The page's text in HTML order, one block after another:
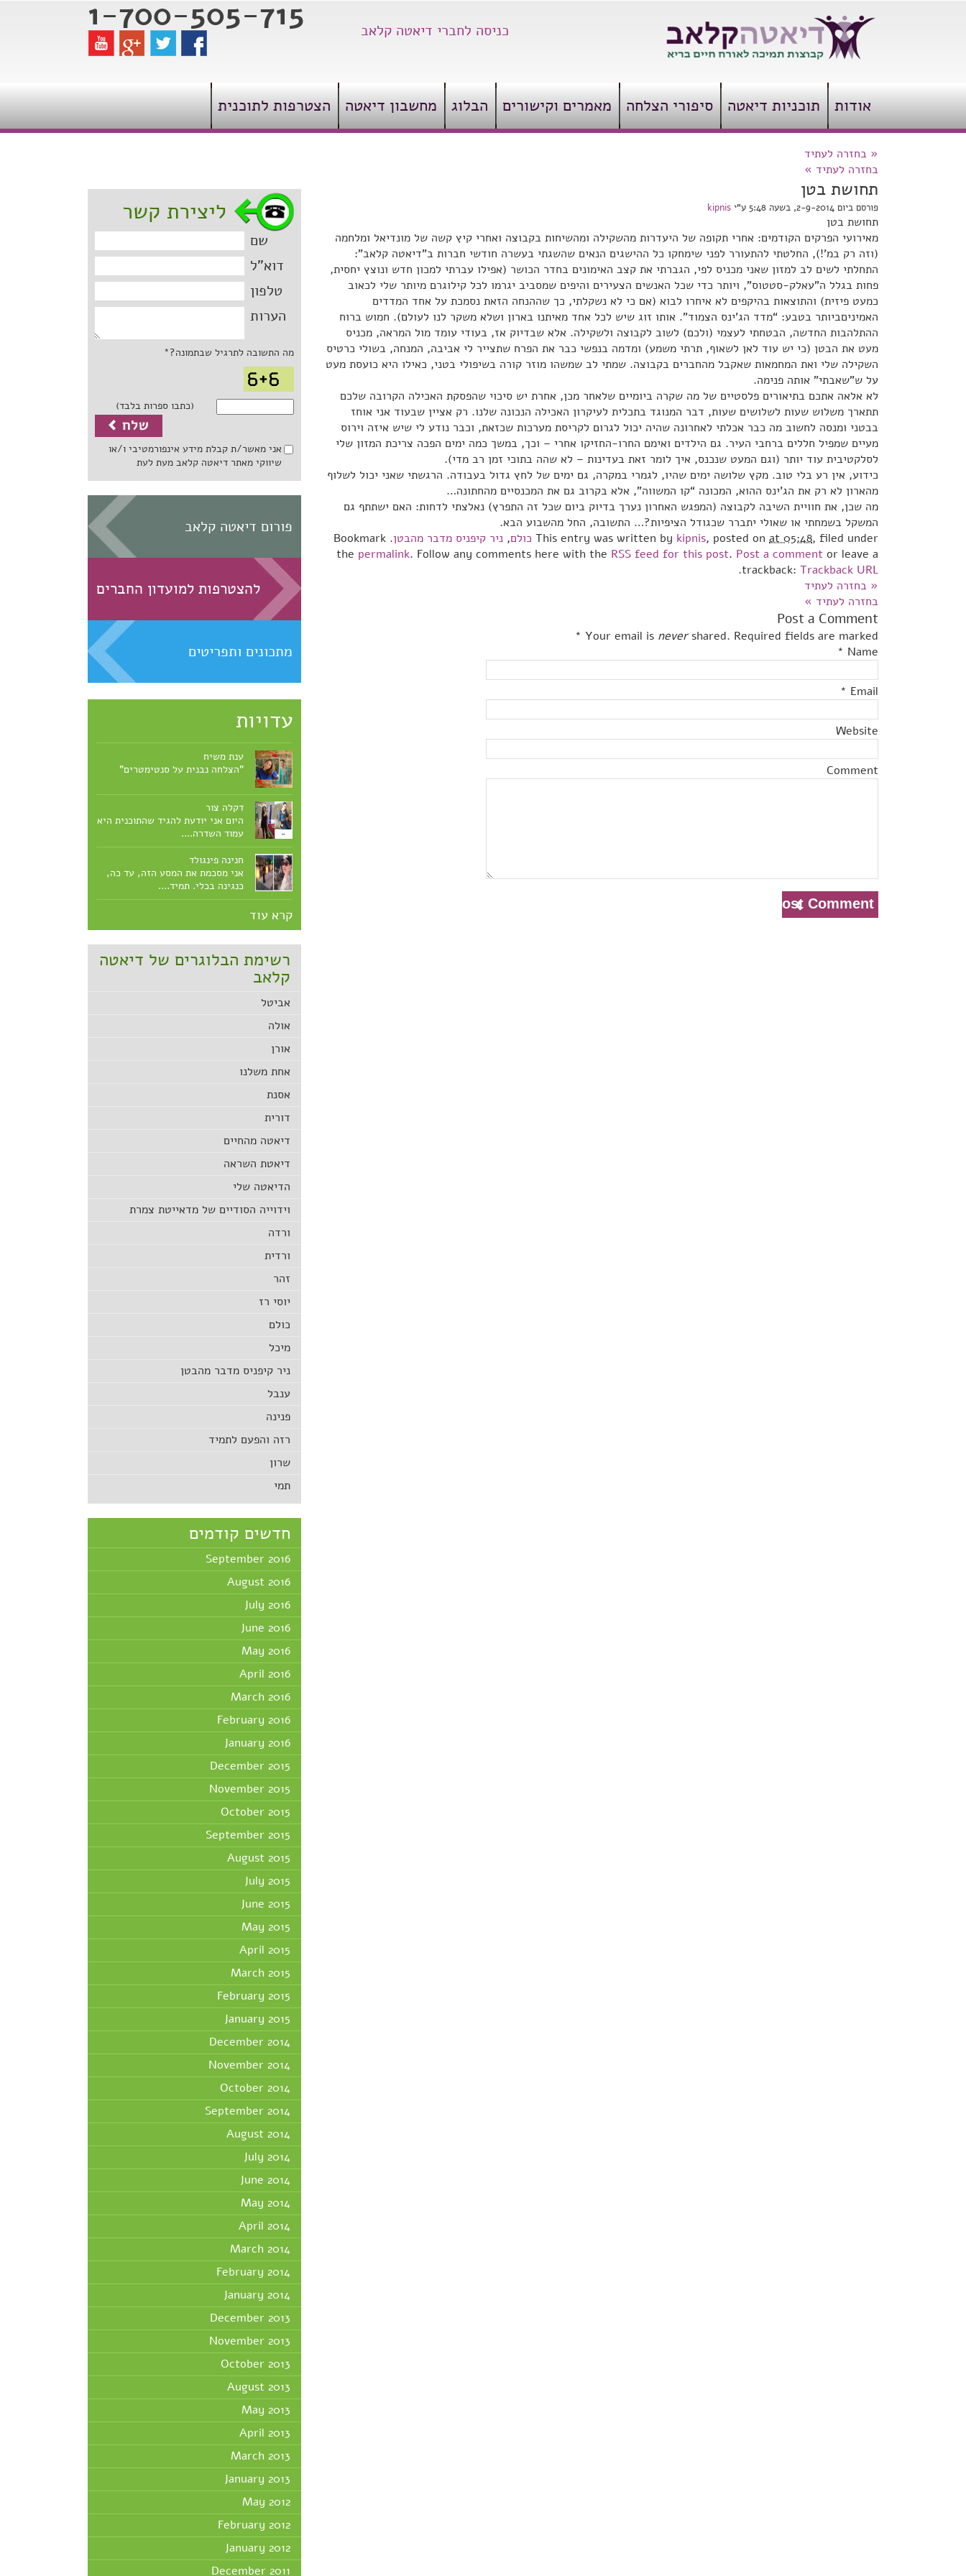
1-700-505-715 כניסה לחברי דיאטה קלאב
אודות תוכניות דיאטה סיפורי הצלחה מאמרים וקישורים הבלוג מחשבון דיאטה הצטרפות לתוכנית
ליצירת קשר
שם
דוא"ל
טלפון
הערות
מה התשובה לתרגיל שבתמונה?*
(כתבו ספרות בלבד)
אני מאשר/ת קבלת מידע אינפורמטיבי ו/או
שיווקי מאתר דיאטה קלאב מעת לעת
פורום דיאטה קלאב
להצטרפות למועדון החברים
מתכונים ותפריטים
עדויות
ענת משיח
"הצלחה נבנית על סנטימטרים"
דקלה צור
היום אני יודעת להגיד שהתוכנית היא
עמוד השדרה....
חנינה פינגולד
אני מסכמת את המסע הזה, עד כה,
כנגינה בכלי. תמיד....
קרא עוד
רשימת הבלוגרים של דיאטה
קלאב
אביטל
אולה
אורן
אחת משלנו
אסנת
דורית
דיאטה מהחיים
דיאטת השראה
הדיאטה שלי
וידוייה הסודיים של מדאייטת צמרת
ורדה
ורדית
זהר
יוסי רז
כולם
מיכל
ניר קיפניס מדבר מהבטן
ענבל
פנינה
רזה והפעם לתמיד
שרון
תמי
חדשים קודמים
September 2016
August 2016
July 2016
June 2016
May 2016
April 2016
March 2016
February 2016
January 2016
December 2015
November 2015
October 2015
September 2015
August 2015
July 2015
June 2015
May 2015
April 2015
March 2015
February 2015
January 2015
December 2014
November 2014
October 2014
September 2014
August 2014
July 2014
June 2014
May 2014
April 2014
March 2014
February 2014
January 2014
December 2013
November 2013
October 2013
August 2013
May 2013
April 2013
March 2013
January 2013
May 2012
February 2012
January 2012
December 2011
« בחזרה לעתיד
בחזרה לעתיד »
תחושת בטן
פורסם ביום 2-9-2014, בשעה 5:48 ע"י kipnis
תחושת בטן
מאירועי הפרקים הקודמים: אחרי תקופה של היעדרות מהשקילה ומהשיחות בקבוצה ואחרי קיץ קשה של מונדיאל ומלחמה
(וזה רק במ’!), החלטתי להתעורר לפני שימחקו כל ההישגים הנאים שהשגתי בעשרה חודשי חברות ב”דיאטה קלאב”:
התחלתי לשים לב למזון שאני מכניס לפי, הגברתי את קצב האימונים בחדר הכושר (אפילו עברתי למכון חדש ונוצץ יחסית,
פחות בגלל ה”עאלק-סטטוס”, ויותר כדי שכל האנשים הצעירים והיפים שמסביב יגרמו לכל קילוגרם מיותר שלי לכאוב
כמעט פיזית) והתוצאות בהיקפים לא איחרו לבוא (אם כי לא נשקלתי, כך שההנחה הזאת נסמכת על אחד המדדים
האמיניםביותר בטבע: “מדד הג’ינס הצמוד”. אותו זוג שיש לכל אחד מאיתנו בארון ושלא משקר לנו לעולם). חמוש ברוח
ההתלהבות החדשה, הבטחתי לעצמי (ולכם) לשוב לקבוצה ולשקילה. אלא שבדיוק אז, בעודי עומד מול המראה, מכניס
מעט את הבטן (כי יש עוד לאן לשאוף, תרתי משמע) ומדמה בנפשי כבר את הפרח שתצייר לי אביבה, המנחה, בשולי כרטיס
השקילה שלי ואת המחמאות שאקבל מהחברים בקבוצה. שמתי לב שמשהו מוזר קורה בשיפולי בטני, כאילו היא כועסת מעט
על ש”שאבתי” אותה פנימה.
לא אלאה אתכם בתיאורים פלסטיים של מה שקרה ביומיים שלאחר מכן, אחרת יש סיכוי שהפסקת האכילה הקרובה שלכם
תתארך משלוש שעות לשלושים שעות, דבר המנוגד בתכלית לעיקרון האכילה הנכונה שלנו. רק אציין שבעוד אני אוחז
בבטני ומנסה לחשוב מה כבר אכלתי לאחרונה שהיה יכול לגרום לקריסת מערכות שכזאת, וכבר נודע לי שיש איזה וירוס
מעיים שמפיל חללים ברחבי העיר. גם הילדים ואימם החרו-החזיקו אחרי – וכך, במשך כמה ימים הפכה צריכת המזון שלי
לסלקטיבית עוד יותר (וגם המעט שנכנס, איך לומר זאת בעדינות – לא שהה בתוכי זמן רב מדי).
כידוע, אין רע בלי טוב. מקץ שלושה ימים שהיו, לגמרי במקרה, גם ימים של לחץ גדול בעבודה. הרגשתי שאני יכול לשלוף
מהארון לא רק את הג’ינס ההוא, המכונה “קו המשווה”, אלא בקרוב גם את המכנסיים מהחתונה…
מה שכן, את חוויית השיבה לקבוצה (המפגש האחרון נערך בדיוק ביום שכל זה התפרץ) נאלצתי לדחות: האם ישתתף גם
המשקל בשמחתי או שאולי יתברר שכגודל הציפיות?… התשובה, החל מהשבוע הבא.
This entry was written by kipnis, posted on at 05:48, filed under כולם, ניר קיפניס מדבר מהבטן . Bookmark
the permalink. Follow any comments here with the RSS feed for this post. Post a comment or leave a
trackback: Trackback URL
.
« בחזרה לעתיד
בחזרה לעתיד »
Post a Comment
Your email is nevershared. Required fields are marked
*
Name
*
Email
*
Website
Comment